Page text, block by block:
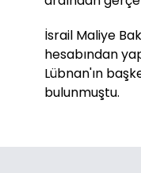
İsrail Maliye
hesabından
Lübnan'ın
bulunmuştu.